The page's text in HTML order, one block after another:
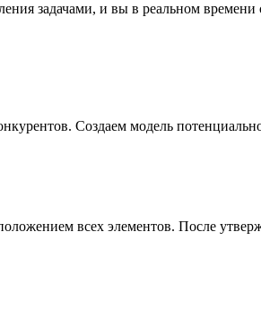
задачами, и вы в реальном
Создаем модель
всех элементов. После